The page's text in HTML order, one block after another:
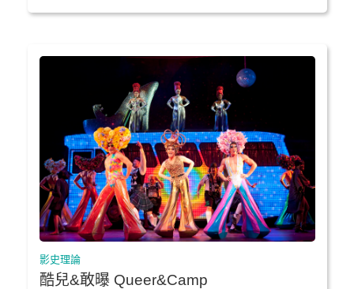
影史理論
酷兒&敢曝 Queer&Camp